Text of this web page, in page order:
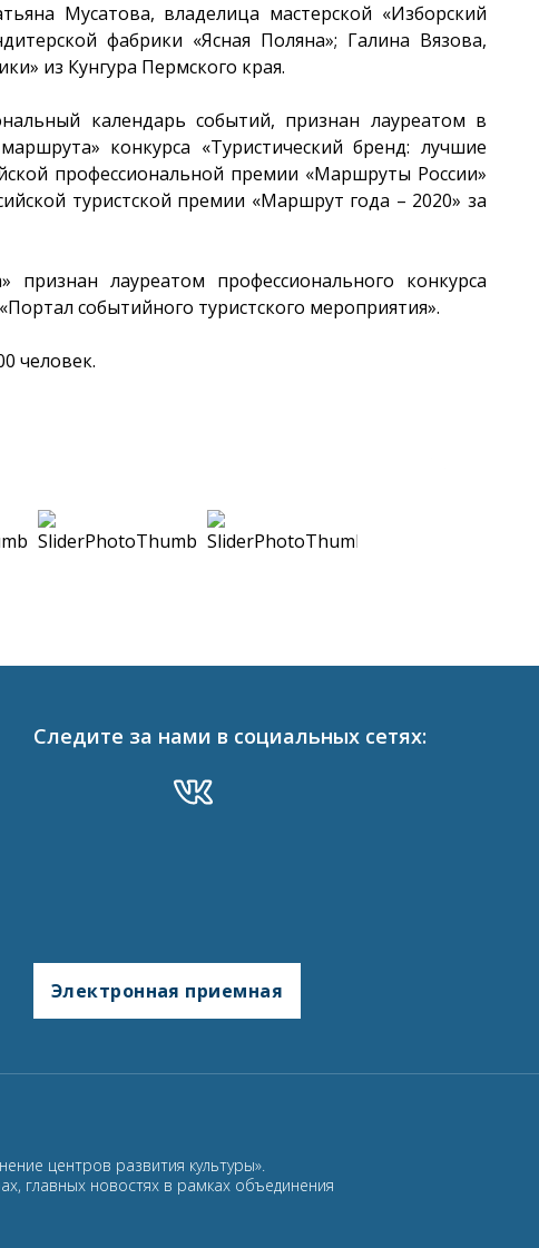
Мусатова, владелица мастерской «Изборский
фабрики «Ясная Поляна»; Галина Вязова,
из Кунгура Пермского края.
календарь событий, признан лауреатом в
конкурса «Туристический бренд: лучшие
профессиональной премии «Маршруты России»
туристской премии «Маршрут года – 2020» за
признан лауреатом профессионального конкурса
событийного туристского мероприятия».
человек.
Следите за нами в социальных сетях:
Электронная приемная
центров развития культуры».
главных новостях в рамках объединения